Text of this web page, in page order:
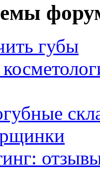
губы